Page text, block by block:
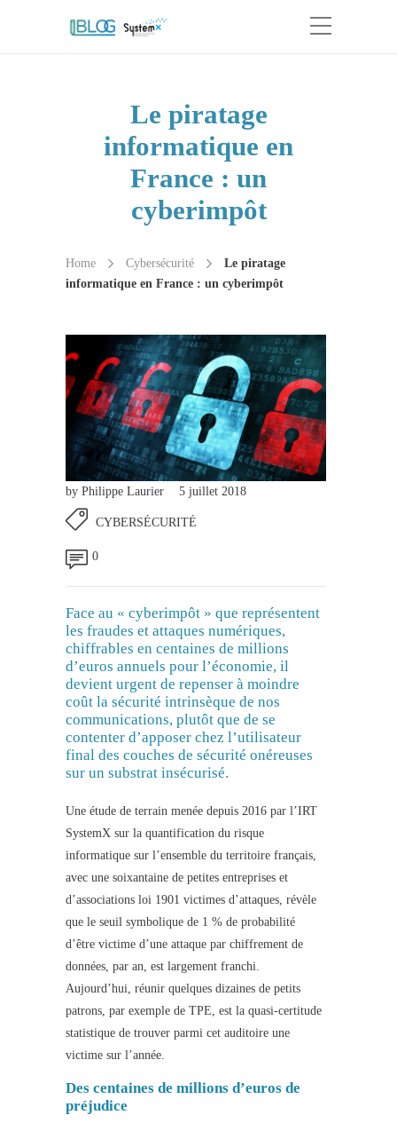
Le piratage
informatique en
France : un
cyberimpôt
Home Cybersécurité
Le piratage
informatique en France : un cyberimpôt
by Philippe Laurier 5 juillet 2018
CYBERSÉCURITÉ
0
Face au « cyberimpôt » que représentent
les fraudes et attaques numériques,
chiffrables en centaines de millions
d’euros annuels pour l’économie, il
devient urgent de repenser à moindre
coût la sécurité intrinsèque de nos
communications, plutôt que de se
contenter d’apposer chez l’utilisateur
final des couches de sécurité onéreuses
sur un substrat insécurisé.
Une étude de terrain menée depuis 2016 par l’IRT
SystemX sur la quantification du risque
informatique sur l’ensemble du territoire français,
avec une soixantaine de petites entreprises et
d’associations loi 1901 victimes d’attaques, révèle
que le seuil symbolique de 1 % de probabilité
d’être victime d’une attaque par chiffrement de
données, par an, est largement franchi.
Aujourd’hui, réunir quelques dizaines de petits
patrons, par exemple de TPE, est la quasi-certitude
statistique de trouver parmi cet auditoire une
victime sur l’année.
Des centaines de millions d’euros de
préjudice